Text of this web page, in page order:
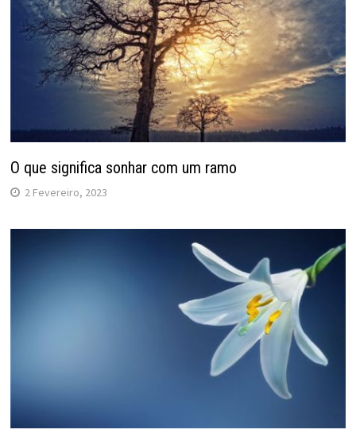
O que significa sonhar com um ramo
2 Fevereiro, 2023